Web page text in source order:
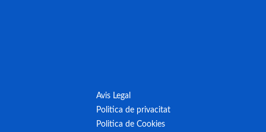
Avis Legal
Politica de privacitat
Politica de Cookies